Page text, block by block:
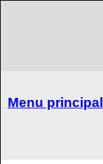
Menu principal